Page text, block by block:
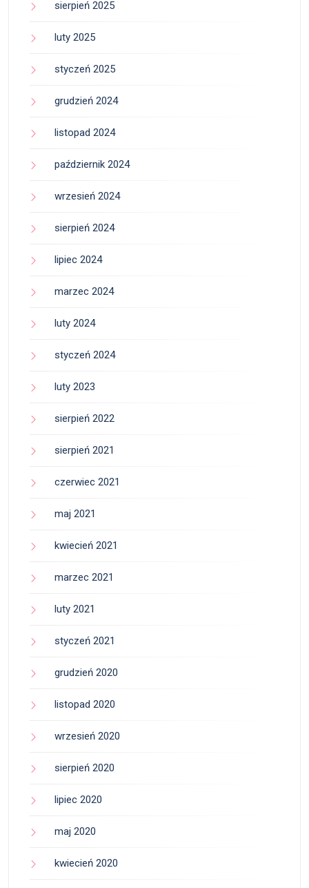
sierpień 2025
luty 2025
styczeń 2025
grudzień 2024
listopad 2024
październik 2024
wrzesień 2024
sierpień 2024
lipiec 2024
marzec 2024
luty 2024
styczeń 2024
luty 2023
sierpień 2022
sierpień 2021
czerwiec 2021
maj 2021
kwiecień 2021
marzec 2021
luty 2021
styczeń 2021
grudzień 2020
listopad 2020
wrzesień 2020
sierpień 2020
lipiec 2020
maj 2020
kwiecień 2020